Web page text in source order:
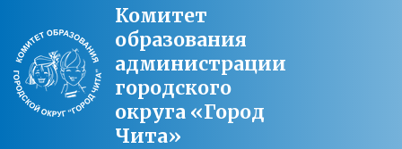
Комитет
образования
администрации
городского
округа «Город
Чита»